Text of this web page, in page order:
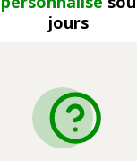
jours